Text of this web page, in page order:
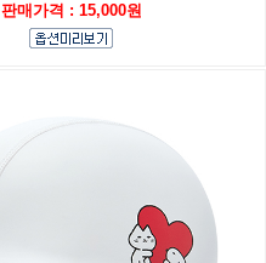
판매가격 : 15,000원